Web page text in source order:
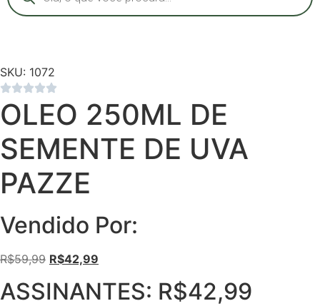
SKU: 1072
OLEO 250ML DE
SEMENTE DE UVA
PAZZE
Vendido Por:
R$59,99 O
original
R$42,99
atual
ASSINANTES: R$42,99